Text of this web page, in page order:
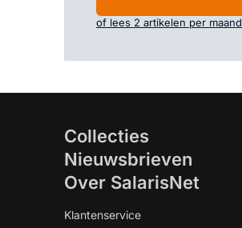
of lees 2 artikelen per maand
Collecties
Nieuwsbrieven
Over SalarisNet
Klantenservice